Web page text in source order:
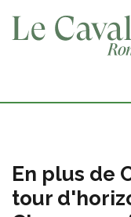
En plus de
tour